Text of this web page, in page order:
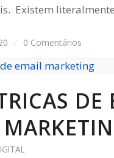
Existem
/ 0 Comentários
DE